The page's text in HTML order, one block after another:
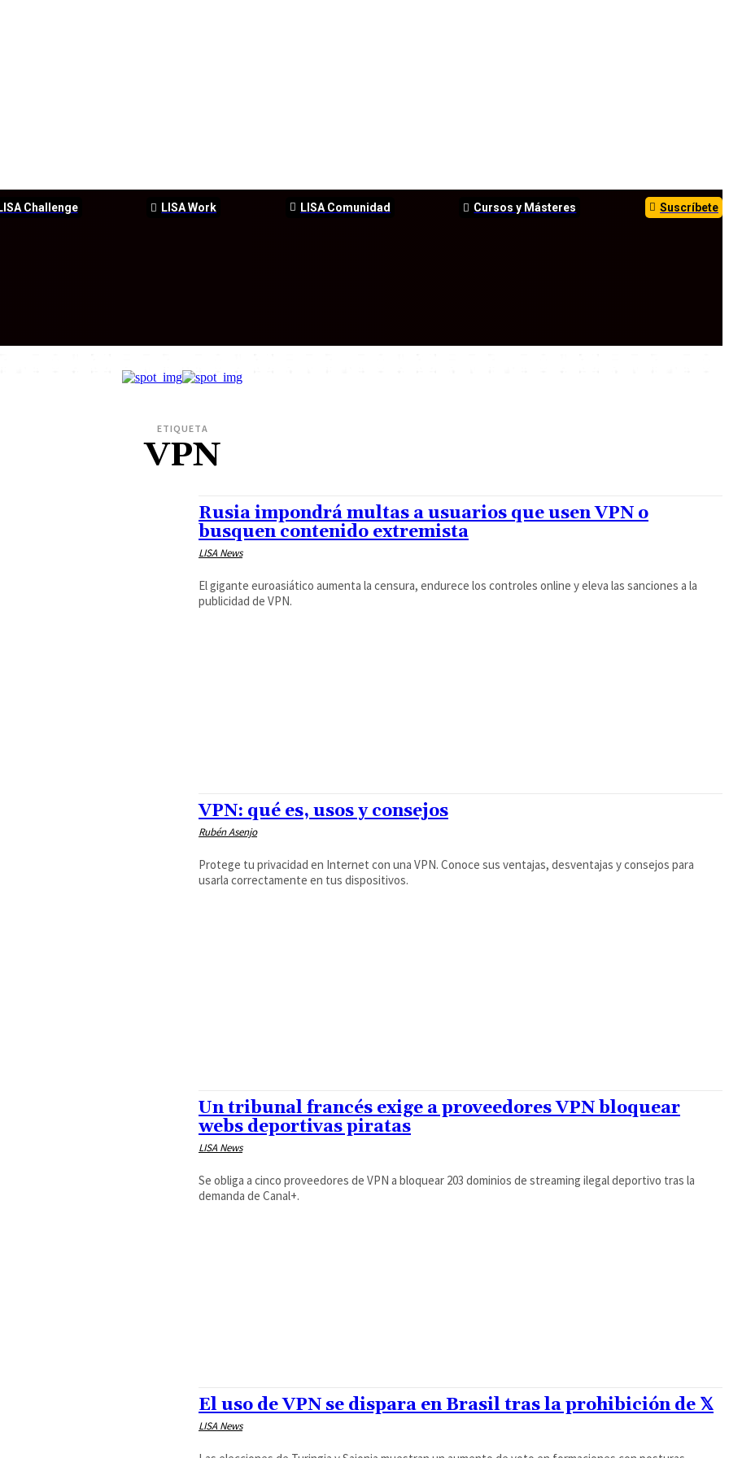
Suscríbete
Cursos y Másteres
LISA Comunidad
LISA Work
LISA Challenge
ETIQUETA
VPN
Rusia impondrá multas a usuarios que usen VPN o
busquen contenido extremista
LISA News
El gigante euroasiático aumenta la censura, endurece los controles online y eleva las sanciones a la
publicidad de VPN.
VPN: qué es, usos y consejos
Rubén Asenjo
Protege tu privacidad en Internet con una VPN. Conoce sus ventajas, desventajas y consejos para
usarla correctamente en tus dispositivos.
Un tribunal francés exige a proveedores VPN bloquear
webs deportivas piratas
LISA News
Se obliga a cinco proveedores de VPN a bloquear 203 dominios de streaming ilegal deportivo tras la
demanda de Canal+.
El uso de VPN se dispara en Brasil tras la prohibición de 𝕏
LISA News